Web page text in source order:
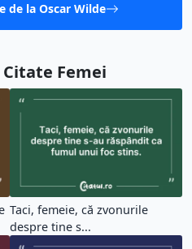
de la Oscar Wilde
Citate Femei
Taci, femeie, că zvonurile
despre tine s...